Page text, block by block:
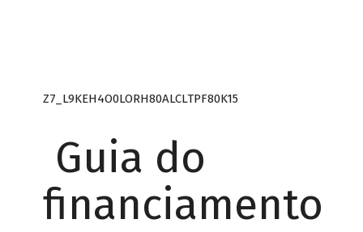
Z7_L9KEH4O0LORH80ALCLTPF80K15
Guia do
financiamento